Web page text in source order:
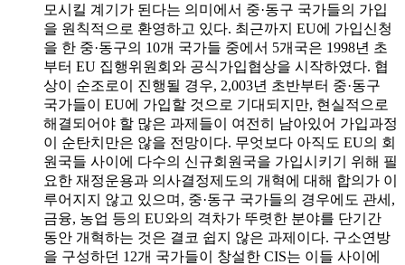
모시킬 계기가 된다는 의미에서 중·동구 국가들의 가입
을 원칙적으로 환영하고 있다. 최근까지 EU에 가입신청
을 한 중·동구의 10개 국가들 중에서 5개국은 1998년 초
부터 EU 집행위원회와 공식가입협상을 시작하였다. 협
상이 순조로이 진행될 경우, 2,003년 초반부터 중·동구
국가들이 EU에 가입할 것으로 기대되지만, 현실적으로
해결되어야 할 많은 과제들이 여전히 남아있어 가입과정
이 순탄치만은 않을 전망이다. 무엇보다 아직도 EU의 회
원국들 사이에 다수의 신규회원국을 가입시키기 위해 필
요한 재정운용과 의사결정제도의 개혁에 대해 합의가 이
루어지지 않고 있으며, 중·동구 국가들의 경우에도 관세,
금융, 농업 등의 EU와의 격차가 뚜렷한 분야를 단기간
동안 개혁하는 것은 결코 쉽지 않은 과제이다. 구소연방
을 구성하던 12개 국가들이 창설한 CIS는 이들 사이에